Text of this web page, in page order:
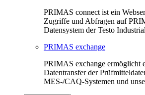
PRIMAS connect ist ein
Zugriffe und Abfragen auf
Datensystem der Testo
PRIMAS exchange
PRIMAS exchange ermöglicht
Datentransfer der
MES-/CAQ-Systemen und